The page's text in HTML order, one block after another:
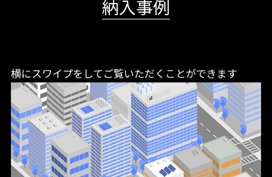
納入事例
横にスワイプをしてご覧いただくことができます